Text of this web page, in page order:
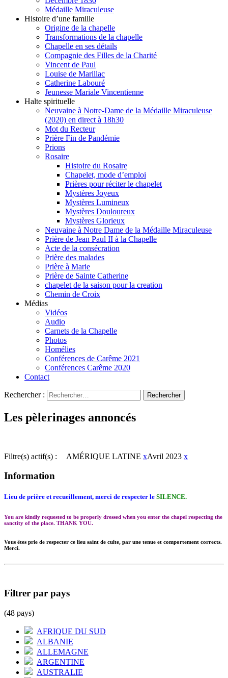
Médaille Miraculeuse
Histoire d’une famille
Origine de la chapelle
Transformations de la chapelle
Chapelle en ses détails
Compagnie des Filles de la Charité
Vincent de Paul
Louise de Marillac
Catherine Labouré
Jeunesse Mariale Vincentienne
Halte spirituelle
Neuvaine à Notre-Dame de la Médaille Miraculeuse
(2020) en direct à 18h30
Mot du Recteur
Prière Fin de Pandémie
Prions
Rosaire
Histoire du Rosaire
Chapelet, mode d’emploi
Prières pour réciter le chapelet
Mystères Joyeux
Mystères Lumineux
Mystères Douloureux
Mystères Glorieux
Neuvaine à Notre Dame de la Médaille Miraculeuse
Prière de Jean Paul II à la Chapelle
Acte de la consécration
Prière des malades
Prière à Marie
Prière de Sainte Catherine
chapelet de la saison pour la creation
Chemin de Croix
Médias
Vidéos
Audio
Carnets de la Chapelle
Photos
Homélies
Conférences de Carême 2021
Conférences Carême 2020
Contact
Rechercher :
Les pèlerinages annoncés
Filtre(s) actif(s) : AMÉRIQUE LATINE xAvril 2023 x
Information
Lieu de prière et recueillement, merci de respecter le SILENCE.
You are kindly requested to be properly dressed when you enter the chapel respecting the
sanctity of the place. THANK YOU.
Vous êtes prie de respecter ce lieu saint de culte, par une tenue et comportement corrects.
Merci.
Filtrer par pays
(48 pays)
AFRIQUE DU SUD
ALBANIE
ALLEMAGNE
ARGENTINE
AUSTRALIE